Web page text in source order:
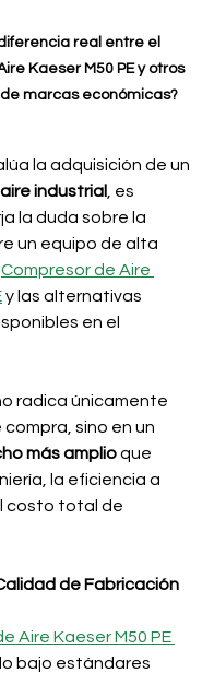
real entre el
Kaeser M50 PE y otros
marcas económicas?
la adquisición de un
industrial
, es
la duda sobre la
un equipo de alta
Compresor de Aire
y las alternativas
en el
radica únicamente
sino en un
más amplio que
la eficiencia a
costo total de
de Fabricación
Aire Kaeser M50 PE
bajo estándares